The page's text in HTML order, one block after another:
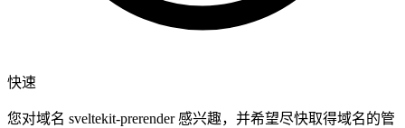
快速
您对域名 sveltekit-prerender 感兴趣，并希望尽快取得域名的管